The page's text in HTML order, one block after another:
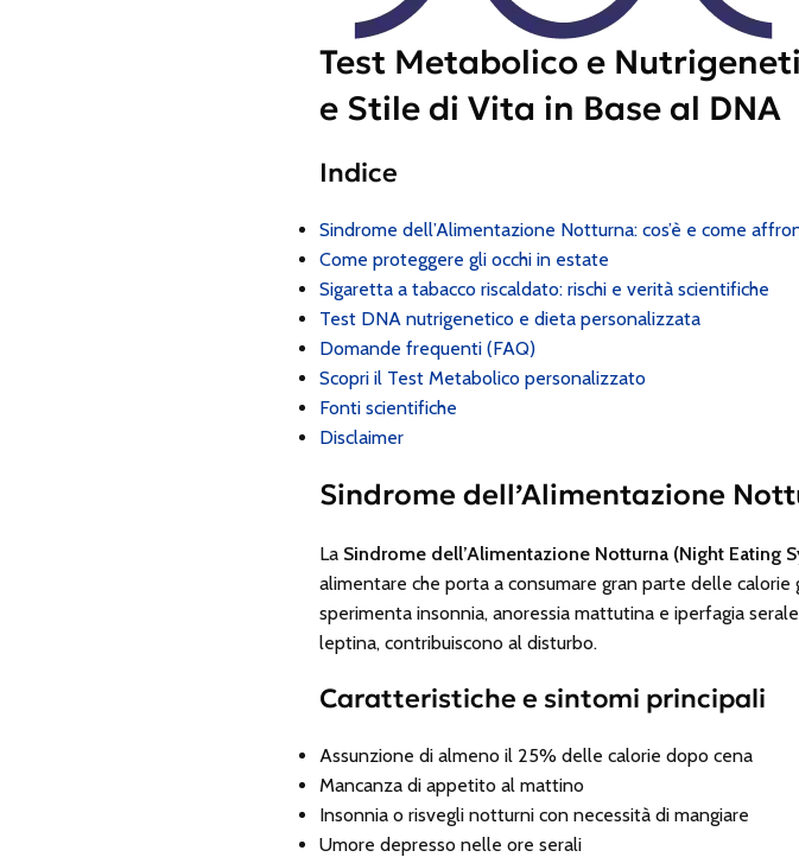
Test Metabolico e
e Stile di Vita in Base al DNA
Indice
Sindrome dell’Alimentazione Notturna: cos’è e come
Come proteggere gli occhi in estate
Sigaretta a tabacco riscaldato: rischi e verità scientifiche
Test DNA nutrigenetico e dieta personalizzata
Domande frequenti (FAQ)
Scopri il Test Metabolico personalizzato
Fonti scientifiche
Disclaimer
Sindrome dell’Alimentazione
La Sindrome dell’Alimentazione Notturna (Night Eating
alimentare che porta a consumare gran parte delle
sperimenta insonnia, anoressia mattutina e iperfagia
leptina, contribuiscono al disturbo.
Caratteristiche e sintomi principali
Assunzione di almeno il 25% delle calorie dopo cena
Mancanza di appetito al mattino
Insonnia o risvegli notturni con necessità di mangiare
Umore depresso nelle ore serali